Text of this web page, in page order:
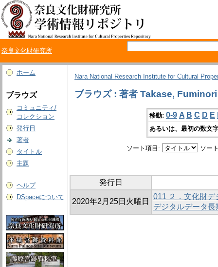
奈良文化財研究所
ホーム
ブラウズ
コミュニティ/
コレクション
発行日
著者
タイトル
主題
ヘルプ
DSpaceについて
Nara National Research Institute for Cultural
ブラウズ : 著者 Takase, Fuminori
移動: 0-9 A B C D E
あるいは、最初の数文
ソート項目: ソー
発行日
2020年2月25日火曜日
011 ２．文化財デ
デジタルデータ